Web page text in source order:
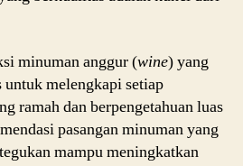
minuman anggur (wine) yang
untuk melengkapi setiap
ramah dan berpengetahuan luas
pasangan minuman yang
mampu meningkatkan